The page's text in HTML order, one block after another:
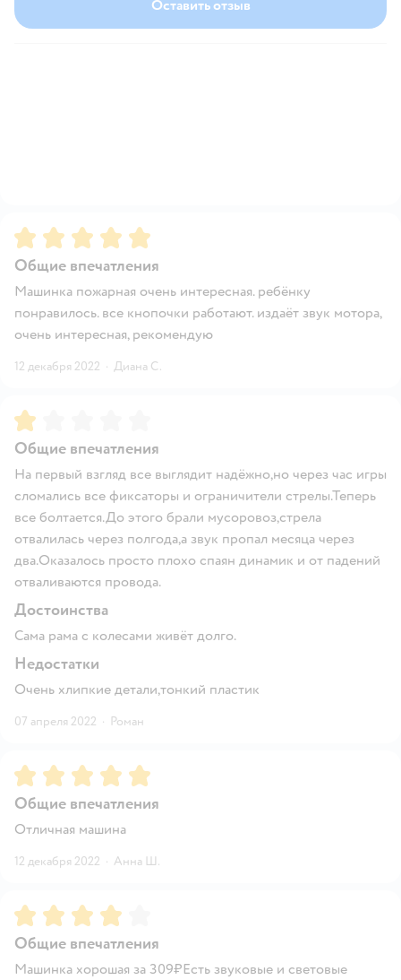
Оставить отзыв
Рейтинг:5
Общие впечатления
Машинка пожарная очень интересная. ребёнку
понравилось. все кнопочки работают. издаёт звук мотора,
очень интересная, рекомендую
12 декабря 2022 · Диана С.
Рейтинг:
Общие впечатления
На первый взгляд все выглядит надёжно,но через час игры
сломались все фиксаторы и ограничители стрелы.Теперь
все болтается.До этого брали мусоровоз,стрела
отвалилась через полгода,а звук пропал месяца через
два.Оказалось просто плохо спаян динамик и от падений
отваливаются провода.
Достоинства
Сама рама с колесами живёт долго.
Недостатки
Очень хлипкие детали,тонкий пластик
07 апреля 2022 · Роман
Рейтинг:5
Общие впечатления
Отличная машина
12 декабря 2022 · Анна Ш.
Рейтинг:4
Общие впечатления
Машинка хорошая за 309₽Есть звуковые и световые